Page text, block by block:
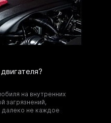
по
на внутренних
загрязнений,
не каждое